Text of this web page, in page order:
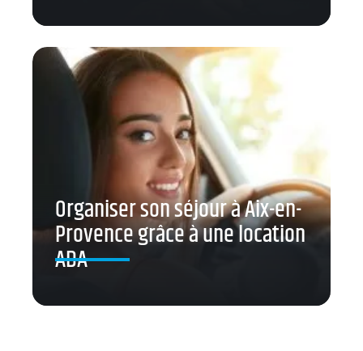
Organiser son séjour à Aix-en-
Provence grâce à une location
ADA